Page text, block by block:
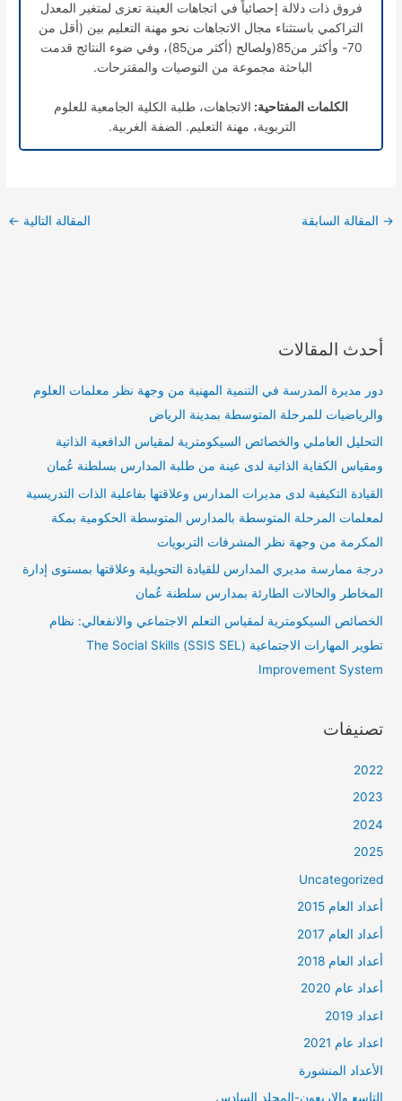
فروق ذات دلالة إحصائياً في اتجاهات العينة تعزى لمتغير المعدل
التراكمي باستثناء مجال الاتجاهات نحو مهنة التعليم بين (أقل من
70- وأكثر من85(ولصالح (أكثر من85)، وفي ضوء النتائج قدمت
الباحثة مجموعة من التوصيات والمقترحات.
الكلمات المفتاحية: الاتجاهات، طلبة الكلية الجامعية للعلوم
التربوية، مهنة التعليم. الضفة الغربية.
→ المقالة السابقة المقالة التالية ←
أحدث المقالات
دور مديرة المدرسة في التنمية المهنية من وجهة نظر معلمات العلوم
والرياضيات للمرحلة المتوسطة بمدينة الرياض
التحليل العاملي والخصائص السيكومترية لمقياس الدافعية الذاتية
ومقياس الكفاية الذاتية لدى عينة من طلبة المدارس بسلطنة عُمان
القيادة التكيفية لدى مديرات المدارس وعلاقتها بفاعلية الذات التدريسية
لمعلمات المرحلة المتوسطة بالمدارس المتوسطة الحكومية بمكة
المكرمة من وجهة نظر المشرفات التربويات
درجة ممارسة مديري المدارس للقيادة التحويلية وعلاقتها بمستوى إدارة
المخاطر والحالات الطارئة بمدارس سلطنة عُمان
الخصائص السيكومترية لمقياس التعلم الاجتماعي والانفعالي: نظام
تطوير المهارات الاجتماعية (SSIS SEL) The Social Skills
Improvement System
تصنيفات
2022
2023
2024
2025
Uncategorized
أعداد العام 2015
أعداد العام 2017
أعداد العام 2018
أعداد عام 2020
اعداد 2019
اعداد عام 2021
الأعداد المنشورة
التاسع والاربعون-المجلد السادس